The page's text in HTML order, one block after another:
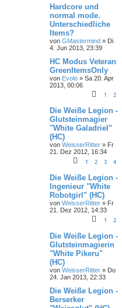
Hardcore und
normal mode.
Unterschiedliche
Items?
von GMastermind » Di
4. Jun 2013, 23:39
HC Modus Veteran
GreenItemsOnly
von Evolo » Sa 20. Apr
2013, 00:06
1 2
Die Weiße Legion -
Glutsteinmagier
"White Galadriel"
(HC)
von WeisserRitter » Fr
21. Dez 2012, 16:34
1 2 3 4
Die Weiße Legion -
Ingenieur "White
Robotgirl" (HC)
von WeisserRitter » Fr
21. Dez 2012, 14:33
1 2
Die Weiße Legion -
Glutsteinmagierin
"White Pikeru"
(HC)
von WeisserRitter » Do
24. Jan 2013, 22:33
Die Weiße Legion -
Berserker